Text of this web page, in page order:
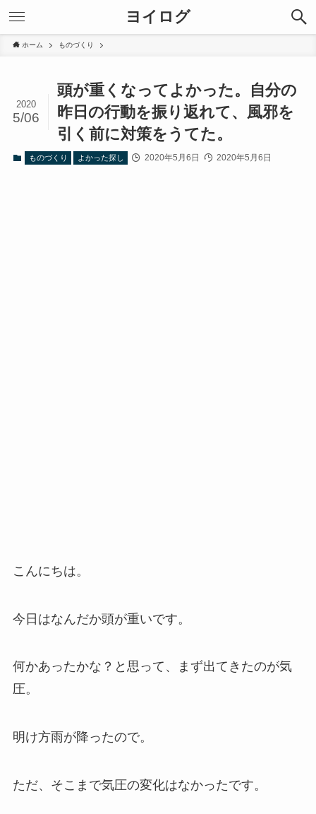
ヨイログ
ホーム ものづくり
頭が重くなってよかった。自分の
昨日の行動を振り返れて、風邪を
引く前に対策をうてた。
2020
5/06
ものづくり よかった探し 2020年5月6日 2020年5月6日
こんにちは。
今日はなんだか頭が重いです。
何かあったかな？と思って、まず出てきたのが気
圧。
明け方雨が降ったので。
ただ、そこまで気圧の変化はなかったです。